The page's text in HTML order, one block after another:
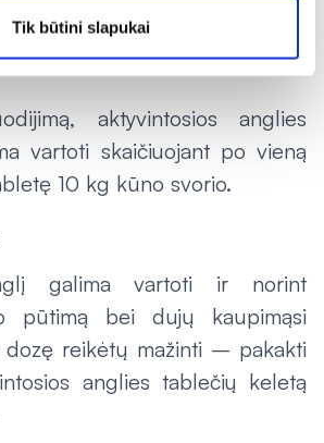
Tik būtini slapukai
tinkamai vartoti.
aktyvintosios anglies
vartoti skaičiuojant po vieną
10 kg kūno svorio.
galima vartoti ir norint
pūtimą bei dujų kaupimąsi
dozę reikėtų mažinti – pakakti
anglies tablečių keletą